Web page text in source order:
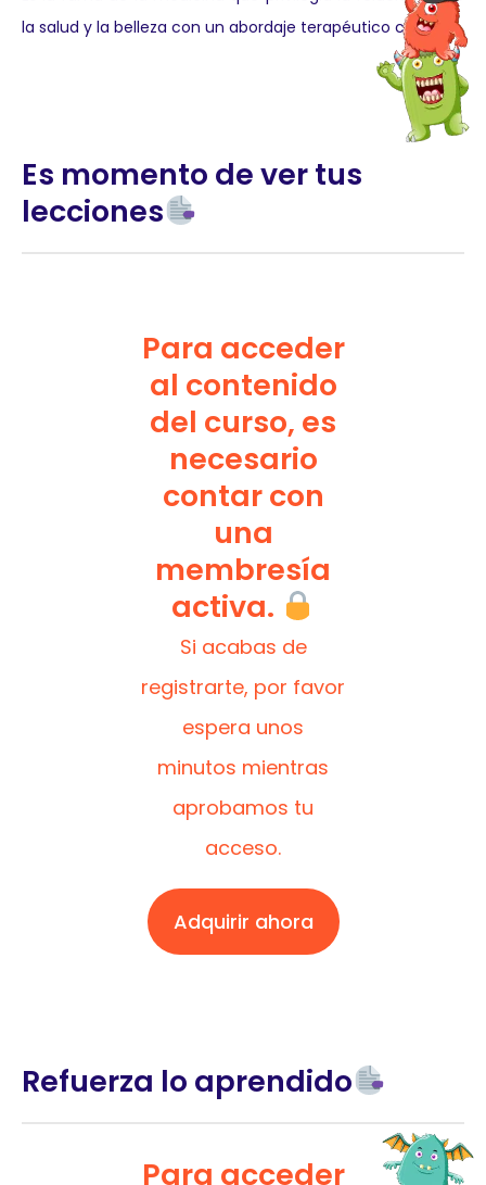
la salud y la belleza con un abordaje terapéutico clínico.
Es momento de ver tus
lecciones
Para acceder
al contenido
del curso, es
necesario
contar con
una
membresía
activa.
Si acabas de
registrarte, por favor
espera unos
minutos mientras
aprobamos tu
acceso.
Adquirir ahora
Refuerza lo aprendido
Para acceder